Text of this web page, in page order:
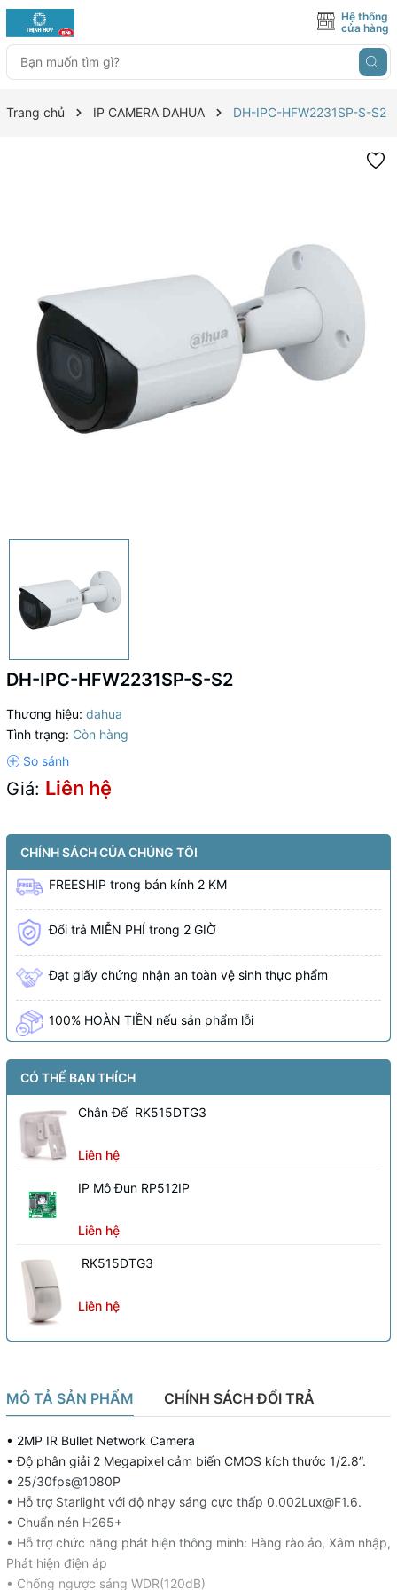
Hệ thống
cửa hàng
Trang chủ IP CAMERA DAHUA DH-IPC-HFW2231SP-S-S2
DH-IPC-HFW2231SP-S-S2
Thương hiệu: dahua
Tình trạng: Còn hàng
Giá: Liên hệ
CHÍNH SÁCH CỦA CHÚNG TÔI
FREESHIP trong bán kính 2 KM
Đổi trả MIỄN PHÍ trong 2 GIỜ
Đạt giấy chứng nhận an toàn vệ sinh thực phẩm
100% HOÀN TIỀN nếu sản phẩm lỗi
CÓ THỂ BẠN THÍCH
Chân Đế RK515DTG3
Liên hệ
IP Mô Đun RP512IP
Liên hệ
RK515DTG3
Liên hệ
MÔ TẢ SẢN PHẨM CHÍNH SÁCH ĐỔI TRẢ
• 2MP IR Bullet Network Camera
• Độ phân giải 2 Megapixel cảm biến CMOS kích thước 1/2.8”.
• 25/30fps@1080P
• Hỗ trợ Starlight với độ nhạy sáng cực thấp 0.002Lux@F1.6.
• Chuẩn nén H265+
• Hỗ trợ chức năng phát hiện thông minh: Hàng rào ảo, Xâm nhập,
Phát hiện điện áp
• Chống ngược sáng WDR(120dB)